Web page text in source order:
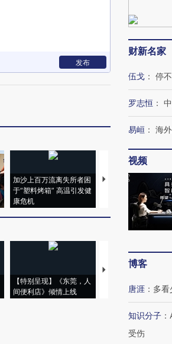
发布
加沙上百万流离失所者困
于“塑料烤箱” 高温引发健
康危机
视线｜HYROX的吸金
术：是什么让中产们
心“花钱找虐”？
【特别呈现】《东莞，人
间便利店》倾情上线
【推广】走进第四届
财新名家
伍戈 ： 停
罗志恒 ：
易峘 ： 海
视频
博客
唐涯 ： 多看
知识分子 ：
受伤